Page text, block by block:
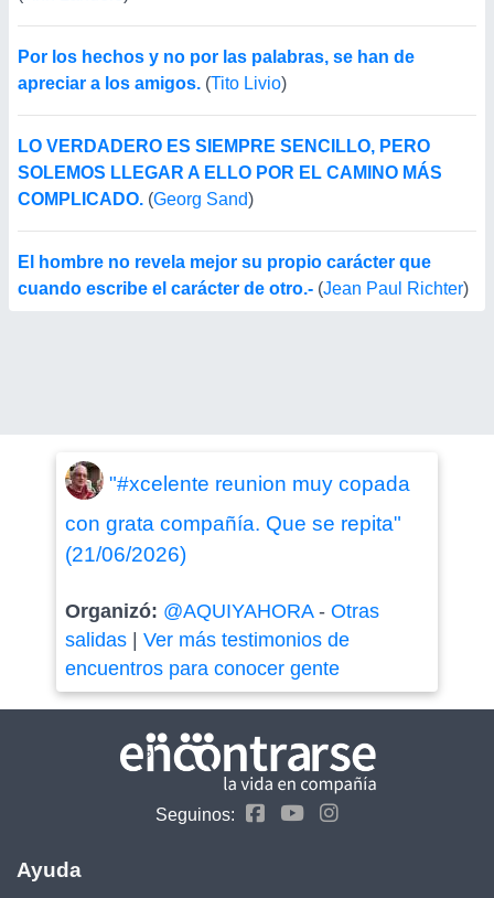
Por los hechos y no por las palabras, se han de
apreciar a los amigos. (Tito Livio)
LO VERDADERO ES SIEMPRE SENCILLO, PERO
SOLEMOS LLEGAR A ELLO POR EL CAMINO MÁS
COMPLICADO. (Georg Sand)
El hombre no revela mejor su propio carácter que
cuando escribe el carácter de otro.- (Jean Paul Richter)
"#xcelente reunion muy copada
con grata compañía. Que se repita"
(21/06/2026)
Organizó: @AQUIYAHORA- Otras
salidas| Ver más testimonios de
encuentros para conocer gente
Seguinos:
Ayuda